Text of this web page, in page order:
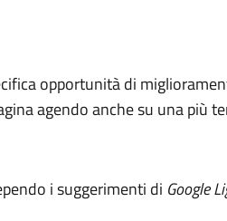
opportunità di
agendo anche su una più
i suggerimenti di Google